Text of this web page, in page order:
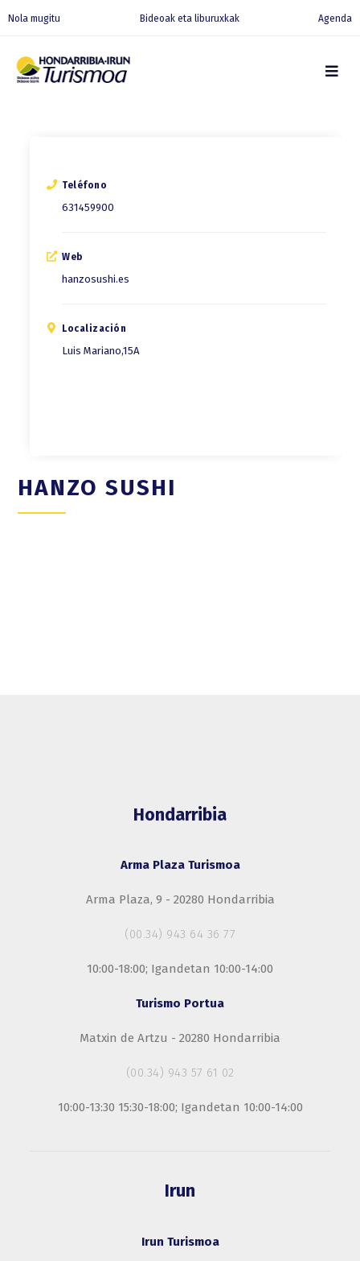
Nola mugitu Bideoak eta liburuxkak Agenda
Teléfono
631459900
Web
hanzosushi.es
Localización
Luis Mariano,15A
HANZO SUSHI
Hondarribia
Arma Plaza Turismoa
Arma Plaza, 9 - 20280 Hondarribia
(00.34) 943 64 36 77
10:00-18:00; Igandetan 10:00-14:00
Turismo Portua
Matxin de Artzu - 20280 Hondarribia
(00.34) 943 57 61 02
10:00-13:30 15:30-18:00; Igandetan 10:00-14:00
Irun
Irun Turismoa